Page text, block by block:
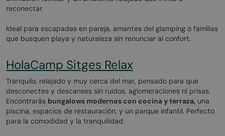
reconectar.
Ideal para escapadas en pareja, amantes del glamping o familias
que busquen playa y naturaleza sin renunciar al confort.
HolaCamp Sitges Relax
Tranquilo, relajado y muy cerca del mar, pensado para que
desconectes y descanses sin ruidos, aglomeraciones ni prisas.
Encontrarás bungalows modernos con cocina y terraza, una
piscina, espacios de restauración, y un parque infantil. Perfecto
para la comodidad y la tranquilidad.